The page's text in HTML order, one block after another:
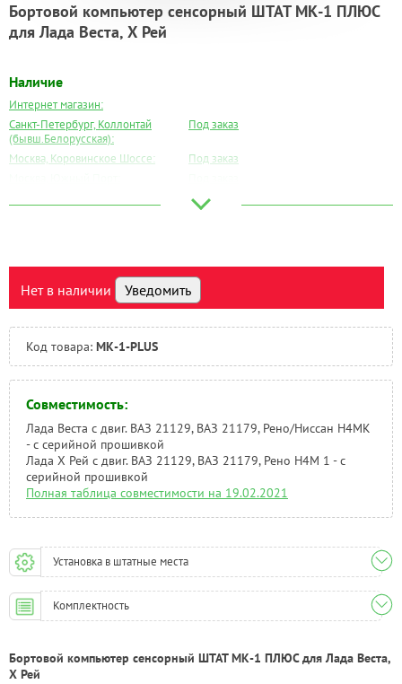
Бортовой компьютер сенсорный ШТАТ МК-1 ПЛЮС
для Лада Веста, Х Рей
Наличие
Интернет магазин:
Санкт-Петербург, Коллонтай
(бывш.Белорусская):
Под заказ
Москва, Коровинское Шоссе:
Под заказ
Под заказ
Под заказ
Тюмень:
Под заказ
Нет в наличии Уведомить
Код товара: МК-1-PLUS
Совместимость:
Лада Веста с двиг. ВАЗ 21129, ВАЗ 21179, Рено/Ниссан Н4МК
- с серийной прошивкой
Лада Х Рей с двиг. ВАЗ 21129, ВАЗ 21179, Рено H4M 1 - с
серийной прошивкой
Полная таблица совместимости на 19.02.2021
Установка в штатные места
Комплектность
Бортовой компьютер сенсорный ШТАТ МК-1 ПЛЮС для Лада Веста,
Х Рей